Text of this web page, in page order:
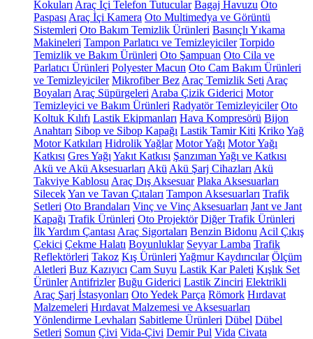
Kokuları Araç İçi Telefon Tutucular Bagaj Havuzu Oto
Paspası Araç İçi Kamera Oto Multimedya ve Görüntü
Sistemleri Oto Bakım Temizlik Ürünleri Basınçlı Yıkama
Makineleri Tampon Parlatıcı ve Temizleyiciler Torpido
Temizlik ve Bakım Ürünleri Oto Şampuan Oto Cila ve
Parlatıcı Ürünleri Polyester Macun Oto Cam Bakım Ürünleri
ve Temizleyiciler Mikrofiber Bez Araç Temizlik Seti Araç
Boyaları Araç Süpürgeleri Araba Çizik Giderici Motor
Temizleyici ve Bakım Ürünleri Radyatör Temizleyiciler Oto
Koltuk Kılıfı Lastik Ekipmanları Hava Kompresörü Bijon
Anahtarı Sibop ve Sibop Kapağı Lastik Tamir Kiti KrikoYağ
Motor Katkıları Hidrolik Yağlar Motor Yağı Motor Yağı
Katkısı Gres Yağı Yakıt Katkısı Şanzıman Yağı ve Katkısı
Akü ve Akü Aksesuarları Akü Akü Şarj Cihazları Akü
Takviye Kablosu Araç Dış Aksesuar Plaka Aksesuarları
SilecekYan ve Tavan Çıtaları Tampon Aksesuarları Trafik
Setleri Oto Brandaları Vinç ve Vinç Aksesuarları Jant ve Jant
Kapağı Trafik Ürünleri Oto Projektör Diğer Trafik Ürünleri
İlk Yardım Çantası Araç Sigortaları Benzin Bidonu Acil Çıkış
Çekici Çekme Halatı Boyunluklar Seyyar Lamba Trafik
Reflektörleri Takoz Kış Ürünleri Yağmur Kaydırıcılar Ölçüm
Aletleri Buz Kazıyıcı Cam Suyu Lastik Kar Paleti Kışlık Set
Ürünler Antifrizler Buğu Giderici Lastik Zinciri Elektrikli
Araç Şarj İstasyonları Oto Yedek Parça Römork Hırdavat
Malzemeleri Hırdavat Malzemesi ve Aksesuarları
Yönlendirme Levhaları Sabitleme Ürünleri Dübel Dübel
Setleri Somun Çivi Vida-Çivi Demir Pul Vida Civata